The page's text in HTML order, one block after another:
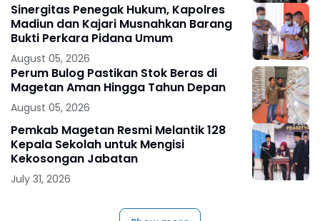
Sinergitas Penegak Hukum, Kapolres
Madiun dan Kajari Musnahkan Barang
Bukti Perkara Pidana Umum
August 05, 2026
Perum Bulog Pastikan Stok Beras di
Magetan Aman Hingga Tahun Depan
August 05, 2026
Pemkab Magetan Resmi Melantik 128
Kepala Sekolah untuk Mengisi
Kekosongan Jabatan
July 31, 2026